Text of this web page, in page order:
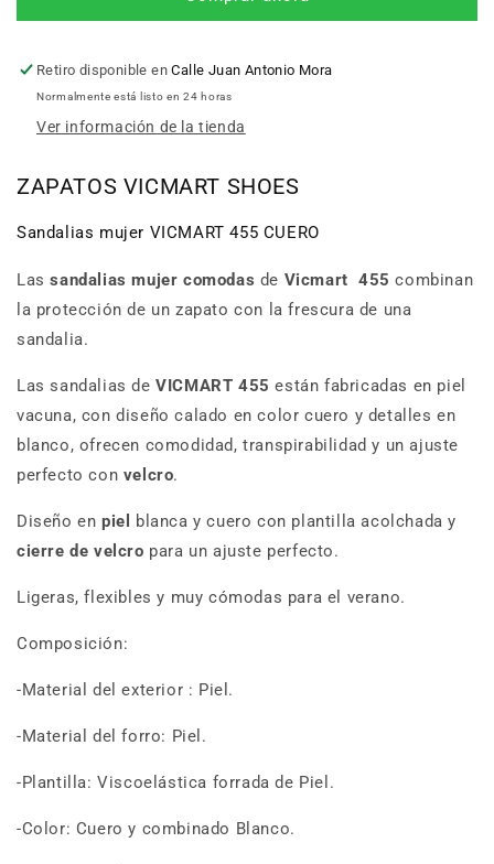
CUERO
CUERO
Retiro disponible enCalle Juan Antonio Mora
Normalmente está listo en 24 horas
Ver información de la tienda
ZAPATOS VICMART SHOES
Sandalias mujer VICMART 455 CUERO
Las sandalias mujer comodas de Vicmart 455 combinan
la protección de un zapato con la frescura de una
sandalia.
Las sandalias de VICMART 455 están fabricadas en piel
vacuna, con diseño calado en color cuero y detalles en
blanco, ofrecen comodidad, transpirabilidad y un ajuste
perfecto con velcro.
Diseño en piel
blanca y cuero con plantilla acolchada y
cierre de velcro para un ajuste perfecto.
Ligeras, flexibles y muy cómodas para el verano.
Composición:
-Material del exterior : Piel.
-Material del forro: Piel.
-Plantilla: Viscoelástica forrada de Piel.
-Color: Cuero y combinado Blanco.